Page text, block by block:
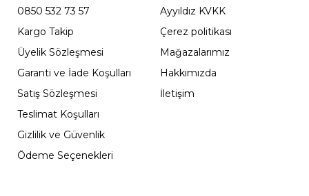
0850 532 73 57
Kargo Takip
Üyelik Sözleşmesi
Garanti ve İade Koşulları
Satış Sözleşmesi
Teslimat Koşulları
Gizlilik ve Güvenlik
Ödeme Seçenekleri
Ayyıldız KVKK
Çerez politikası
Mağazalarımız
Hakkımızda
İletişim